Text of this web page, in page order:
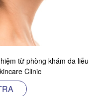
từ phòng khám da liễu
Clinic